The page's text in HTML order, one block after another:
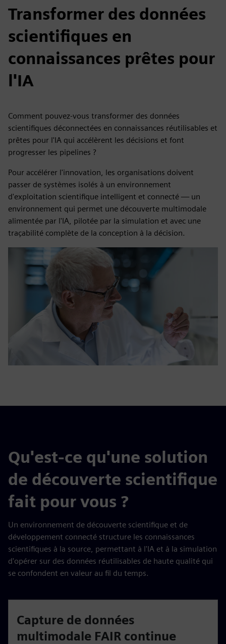
Transformer des données
scientifiques en
connaissances prêtes pour
l'IA
Comment pouvez-vous transformer des données
scientifiques déconnectées en connaissances réutilisables et
prêtes pour l'IA qui accélèrent les décisions et font
progresser les pipelines ?
Pour accélérer l'innovation, les organisations doivent
passer de systèmes isolés à un environnement
d'exploitation scientifique intelligent et connecté — un
environnement qui permet une découverte multimodale
alimentée par l'IA, pilotée par la simulation et avec une
traçabilité complète de la conception à la décision.
Qu'est-ce qu'une solution
de découverte scientifique
fait pour vous ?
Un environnement de découverte scientifique et de
développement connecté structure les connaissances
scientifiques à la source, permettant à l'IA et à la simulation
d'opérer sur des données réutilisables de haute qualité qui
se confondent en valeur au fil du temps.
Capture de données
multimodale FAIR continue